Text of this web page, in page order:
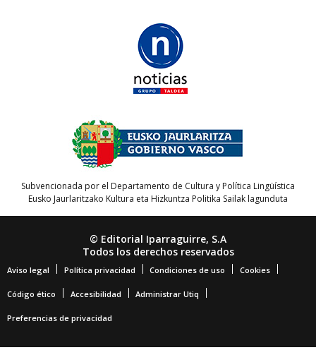
Subvencionada por el Departamento de Cultura y Política Lingüística
Eusko Jaurlaritzako Kultura eta Hizkuntza Politika Sailak lagunduta
© Editorial Iparraguirre, S.A
Todos los derechos reservados
Aviso legal Política privacidad Condiciones de uso Cookies
Código ético Accesibilidad Administrar Utiq
Preferencias de privacidad